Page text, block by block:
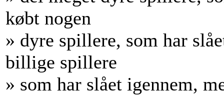
købt nogen
» dyre spillere, som har
billige spillere
» som har slået igennem,